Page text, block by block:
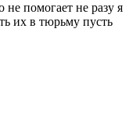
не помогает не разу я
их в тюрьму пусть